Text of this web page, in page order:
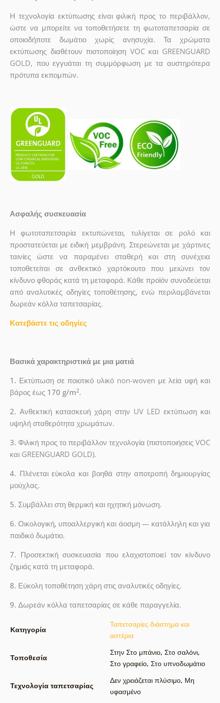
Η τεχνολογία εκτύπωσης είναι φιλική προς το περιβάλλον,
ώστε να μπορείτε να τοποθετήσετε τη φωτοταπετσαρία σε
οποιοδήποτε δωμάτιο χωρίς ανησυχία. Τα χρώματα
εκτύπωσης διαθέτουν πιστοποίηση VOC και GREENGUARD
GOLD, που εγγυάται τη συμμόρφωση με τα αυστηρότερα
πρότυπα εκπομπών.
Ασφαλής συσκευασία
Η φωτοταπετσαρία εκτυπώνεται, τυλίγεται σε ρολό και
προστατεύεται με ειδική μεμβράνη. Στερεώνεται με χάρτινες
ταινίες ώστε να παραμένει σταθερή και στη συνέχεια
τοποθετείται σε ανθεκτικό χαρτόκουτο που μειώνει τον
κίνδυνο φθοράς κατά τη μεταφορά. Κάθε προϊόν συνοδεύεται
από αναλυτικές οδηγίες τοποθέτησης, ενώ περιλαμβάνεται
δωρεάν κόλλα ταπετσαρίας.
Κατεβάστε τις οδηγίες
Βασικά χαρακτηριστικά με μια ματιά
1. Εκτύπωση σε ποιοτικό υλικό non-woven με λεία υφή και
βάρος έως 170 g/m2.
2.Ανθεκτική κατασκευή χάρη στην UV LED εκτύπωση και
υψηλή σταθερότητα χρωμάτων.
3. Φιλική προς το περιβάλλον τεχνολογία (πιστοποιήσεις VOC
και GREENGUARD GOLD).
4. Πλένεται εύκολα και βοηθά στην αποτροπή δημιουργίας
μούχλας.
5. Συμβάλλει στη θερμική και ηχητική μόνωση.
6.Οικολογική, υποαλλεργική και άοσμη — κατάλληλη και για
παιδικό δωμάτιο.
7. Προσεκτική συσκευασία που ελαχιστοποιεί τον κίνδυνο
ζημιάς κατά τη μεταφορά.
8. Εύκολη τοποθέτηση χάρη στις αναλυτικές οδηγίες.
9. Δωρεάν κόλλα ταπετσαρίας σε κάθε παραγγελία.
Κατηγορία
Ταπετσαρίες διάστημα και
αστέρια
Τοποθεσία
Στην Στο μπάνιο, Στο σαλόνι,
Στο γραφείο, Στο υπνοδωμάτιο
Τεχνολογία ταπετσαρίας
Δεν χρειάζεται πλύσιμο, Μη
υφασμένο